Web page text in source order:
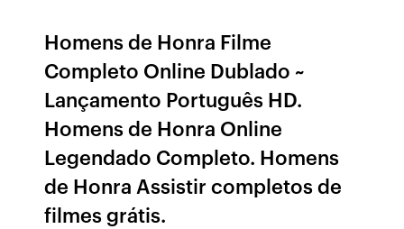
Homens de Honra Filme
Completo Online Dublado ~
Lançamento Português HD.
Homens de Honra Online
Legendado Completo. Homens
de Honra Assistir completos de
filmes grátis.